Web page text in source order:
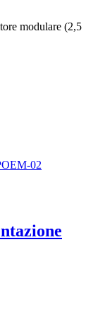
modulare (2,5